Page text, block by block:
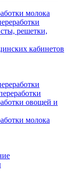
молока
решетки,
кабинетов
овощей и
молока